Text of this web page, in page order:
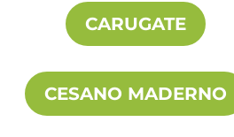
CARUGATE
CESANO MADERNO